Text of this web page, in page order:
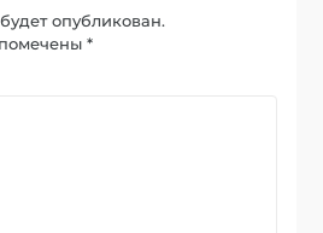
опубликован.
помечены*